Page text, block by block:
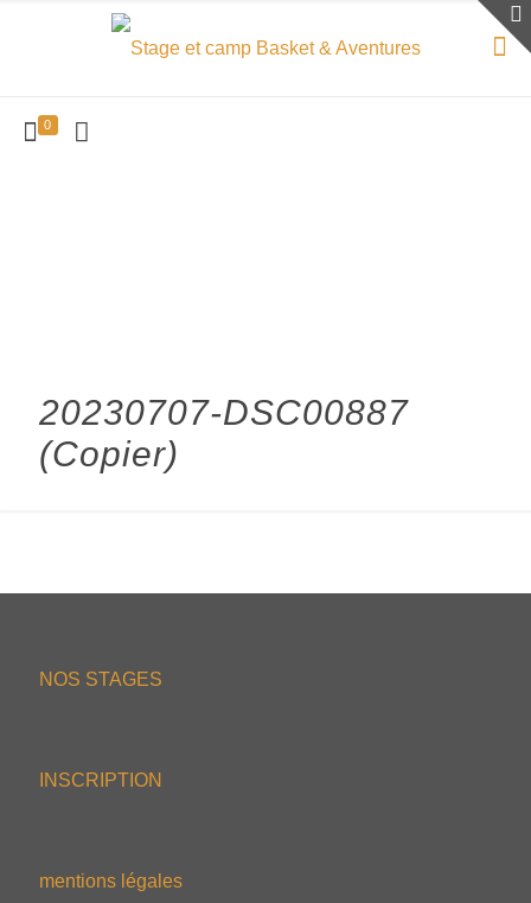
0
20230707-DSC00887
(Copier)
NOS STAGES
INSCRIPTION
mentions légales